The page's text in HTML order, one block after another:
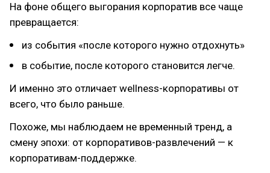
На фоне общего выгорания корпоратив все чаще
превращается:
из события «после которого нужно отдохнуть»
в событие, после которого становится легче.
И именно это отличает wellness-корпоративы от
всего, что было раньше.
Похоже, мы наблюдаем не временный тренд, а
смену эпохи: от корпоративов-развлечений — к
корпоративам-поддержке.